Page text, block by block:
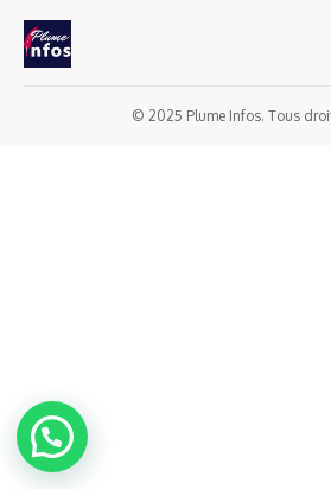
© 2025 Plume Infos. Tous